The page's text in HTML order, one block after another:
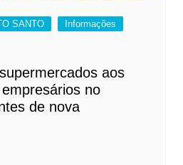
SANTO
Informações
aos
no
de nova